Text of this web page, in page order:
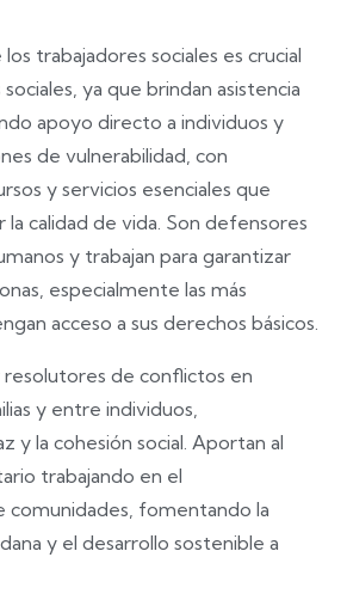
trabajadores sociales es crucial
ya que brindan asistencia
apoyo directo a individuos y
de vulnerabilidad, con
y servicios esenciales que
calidad de vida. Son defensores
y trabajan para garantizar
especialmente las más
acceso a sus derechos básicos.
de conflictos en
y entre individuos,
y la cohesión social. Aportan al
trabajando en el
fomentando la
y el desarrollo sostenible a